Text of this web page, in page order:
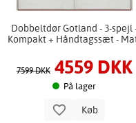
Dobbeltdør Gotland - 3-spejl
Kompakt + Håndtagssæt -
7599 DKK 4559 DKK
På lager
Køb